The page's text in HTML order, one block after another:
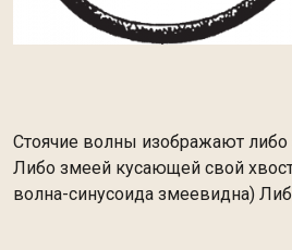
Стоячие волны изображают
Либо змеей кусающей свой
волна-синусоида змеевидна)